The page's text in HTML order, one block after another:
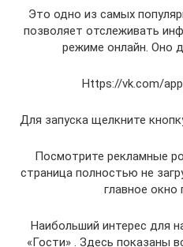
Это одно из самых
позволяет отслеживать
режиме онлайн. Оно
Https://vk.com/
Для запуска щелкните
Посмотрите рекламные
страница полностью не
главное окно
Наибольший интерес для
«Гости» . Здесь показаны